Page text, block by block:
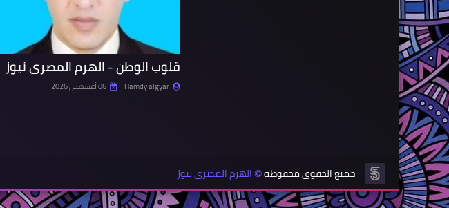
قلوب الوطن - الهرم المصرى نيوز
Hamdy algyar 06 أغسطس 2026
جميع الحقوق محفوظة© الهرم المصرى نيوز